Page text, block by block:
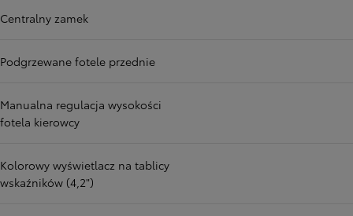
Centralny zamek
Podgrzewane fotele przednie
Manualna regulacja wysokości
fotela kierowcy
Kolorowy wyświetlacz na tablicy
wskaźników (4,2")